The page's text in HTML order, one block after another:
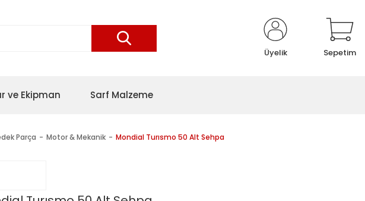
Üyelik Sepetim
ve Ekipman Sarf Malzeme
Parça Motor & Mekanik Mondial Turısmo 50 Alt Sehpa